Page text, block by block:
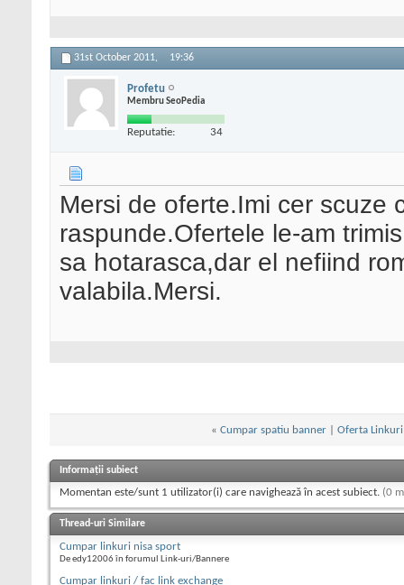
31st October 2011, 19:36
Profetu
Membru SeoPedia
Reputatie: 34
Mersi de oferte.Imi cer scuze
raspunde.Ofertele le-am
sa hotarasca,dar el nefiind
valabila.Mersi.
« Cumpar spatiu banner Oferta
Informații subiect
Momentan este/sunt 1 utilizator(i) care navighează în acest subiect. (0
Thread-uri Similare
Cumpar linkuri nisa sport
De edy12006 în forumul Link-uri/Bannere
Cumpar linkuri / fac link exchange